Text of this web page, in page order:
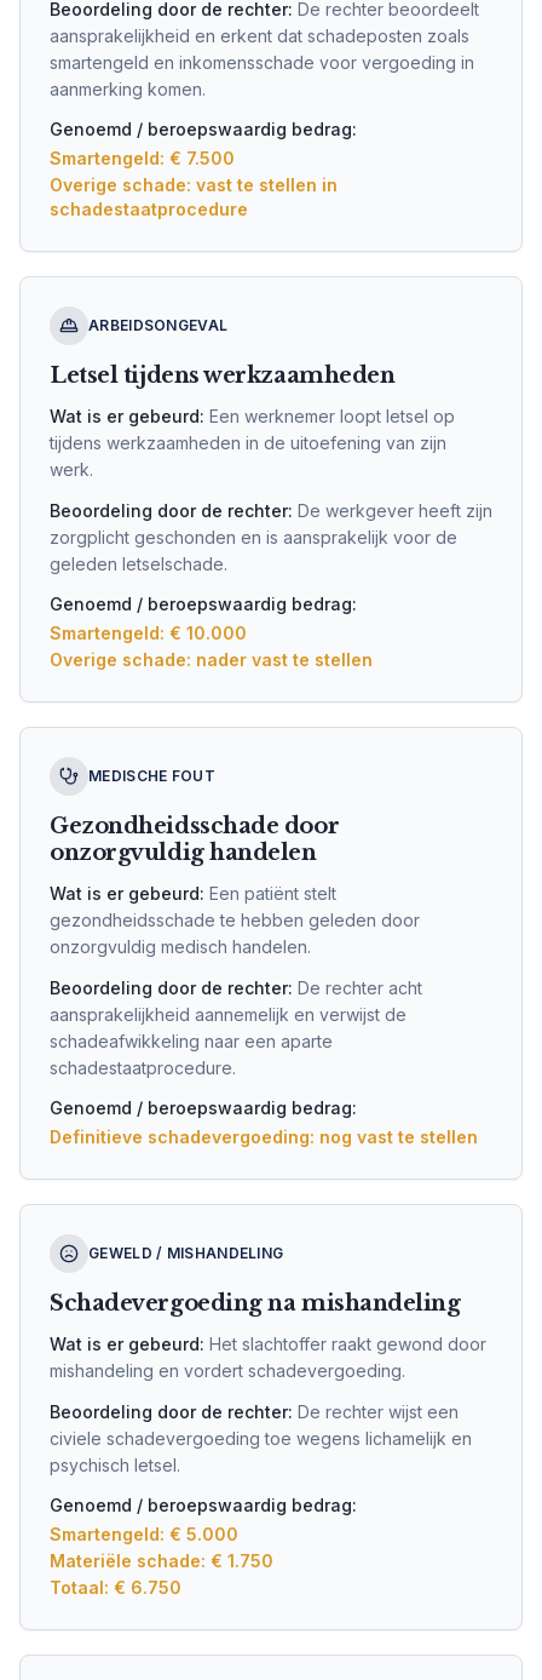
Beoordeling door de rechter: De rechter beoordeelt
aansprakelijkheid en erkent dat schadeposten zoals
smartengeld en inkomensschade voor vergoeding in
aanmerking komen.
Genoemd / beroepswaardig bedrag:
Smartengeld: € 7.500
Overige schade: vast te stellen in
schadestaatprocedure
ARBEIDSONGEVAL
Letsel tijdens werkzaamheden
Wat is er gebeurd: Een werknemer loopt letsel op
tijdens werkzaamheden in de uitoefening van zijn
werk.
Beoordeling door de rechter: De werkgever heeft zijn
zorgplicht geschonden en is aansprakelijk voor de
geleden letselschade.
Genoemd / beroepswaardig bedrag:
Smartengeld: € 10.000
Overige schade: nader vast te stellen
MEDISCHE FOUT
Gezondheidsschade door
onzorgvuldig handelen
Wat is er gebeurd: Een patiënt stelt
gezondheidsschade te hebben geleden door
onzorgvuldig medisch handelen.
Beoordeling door de rechter: De rechter acht
aansprakelijkheid aannemelijk en verwijst de
schadeafwikkeling naar een aparte
schadestaatprocedure.
Genoemd / beroepswaardig bedrag:
Definitieve schadevergoeding: nog vast te stellen
GEWELD / MISHANDELING
Schadevergoeding na mishandeling
Wat is er gebeurd: Het slachtoffer raakt gewond door
mishandeling en vordert schadevergoeding.
Beoordeling door de rechter: De rechter wijst een
civiele schadevergoeding toe wegens lichamelijk en
psychisch letsel.
Genoemd / beroepswaardig bedrag:
Smartengeld: € 5.000
Materiële schade: € 1.750
Totaal: € 6.750